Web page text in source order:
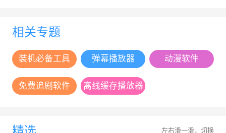
相关专题
装机必备工具 弹幕播放器 动漫软件
免费追剧软件 离线缓存播放器
左右滑一滑，切换